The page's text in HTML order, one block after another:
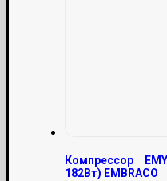
Компрессор
182Вт) EMBRACO